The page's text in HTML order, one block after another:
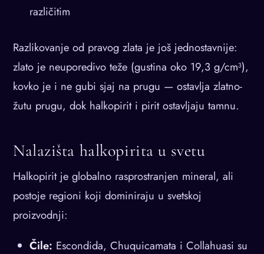
različitim
Razlikovanje od pravog zlata je još jednostavnije:
zlato je neuporedivo teže (gustina oko 19,3 g/cm³),
kovko je i ne gubi sjaj na prugu — ostavlja zlatno-
žutu prugu, dok halkopirit i pirit ostavljaju tamnu.
Nalazišta halkopirita u svetu
Halkopirit je globalno rasprostranjen mineral, ali
postoje regioni koji dominiraju u svetskoj
proizvodnji:
Čile: Escondida, Chuquicamata i Collahuasi su